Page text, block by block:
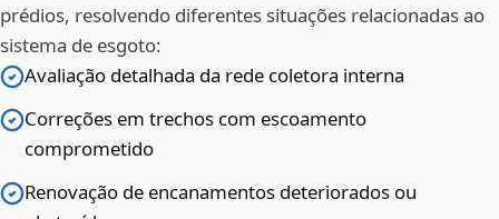
prédios, resolvendo diferentes situações relacionadas ao
sistema de esgoto:
Avaliação detalhada da rede coletora interna
Correções em trechos com escoamento
comprometido
Renovação de encanamentos deteriorados ou